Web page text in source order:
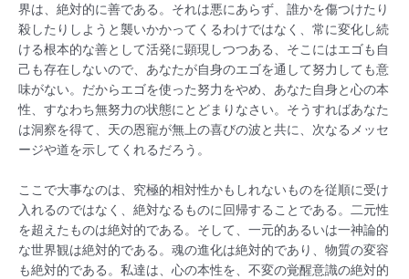
界は、絶対的に善である。それは悪にあらず、誰かを傷つけたり
殺したりしようと襲いかかってくるわけではなく、常に変化し続
ける根本的な善として活発に顕現しつつある、そこにはエゴも自
己も存在しないので、あなたが自身のエゴを通して努力しても意
味がない。だからエゴを使った努力をやめ、あなた自身と心の本
性、すなわち無努力の状態にとどまりなさい。そうすればあなた
は洞察を得て、天の恩寵が無上の喜びの波と共に、次なるメッセ
ージや道を示してくれるだろう。
ここで大事なのは、究極的相対性かもしれないものを従順に受け
入れるのではなく、絶対なるものに回帰することである。二元性
を超えたものは絶対的である。そして、一元的あるいは一神論的
な世界観は絶対的である。魂の進化は絶対的であり、物質の変容
も絶対的である。私達は、心の本性を、不変の覚醒意識の絶対的